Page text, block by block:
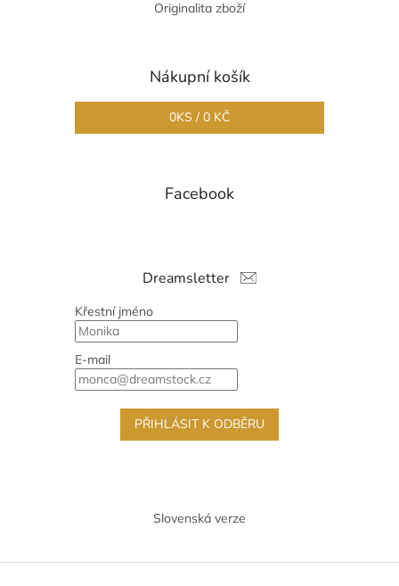
Originalita zboží
Nákupní košík
0KS / 0 KČ
Facebook
Dreamsletter
Křestní jméno
E-mail
PŘIHLÁSIT K ODBĚRU
Slovenská verze